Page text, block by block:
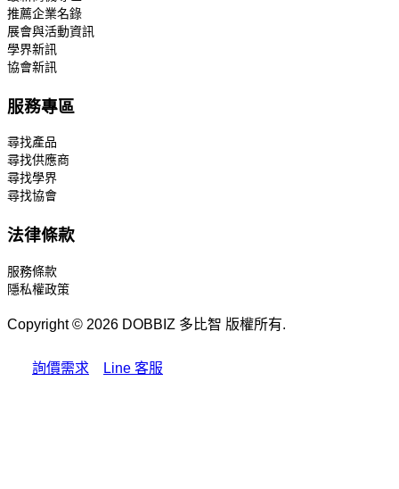
推薦企業名錄
展會與活動資訊
學界新訊
協會新訊
服務專區
尋找產品
尋找供應商
尋找學界
尋找協會
法律條款
服務條款
隱私權政策
Copyright © 2026 DOBBIZ 多比智 版權所有.
詢價需求 Line 客服